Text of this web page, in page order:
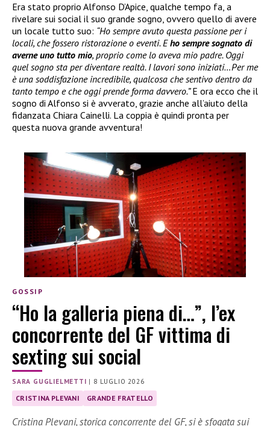
Era stato proprio Alfonso D’Apice, qualche tempo fa, a
rivelare sui social il suo grande sogno, ovvero quello di avere
un locale tutto suo: “Ho sempre avuto questa passione per i
locali, che fossero ristorazione o eventi. Eho sempre sognato di
averne uno tutto mio, proprio come lo aveva mio padre. Oggi
quel sogno sta per diventare realtà. I lavori sono iniziati…Per me
è una soddisfazione incredibile, qualcosa che sentivo dentro da
tanto tempo e che oggi prende forma davvero.”E ora ecco che il
sogno di Alfonso si è avverato, grazie anche all’aiuto della
fidanzata Chiara Cainelli. La coppia è quindi pronta per
questa nuova grande avventura!
GOSSIP
“Ho la galleria piena di…”, l’ex
concorrente del GF vittima di
sexting sui social
SARA GUGLIELMETTI | 8 LUGLIO 2026
CRISTINA PLEVANI GRANDE FRATELLO
Cristina Plevani, storica concorrente del GF, si è sfogata sui